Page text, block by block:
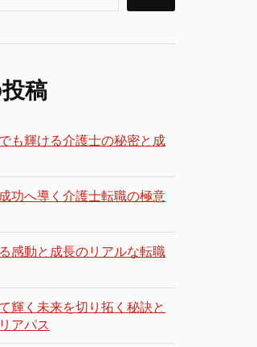
稿
も輝ける介護士の秘密と成
功へ導く介護士転職の極意
感動と成長のリアルな転職
輝く未来を切り拓く秘訣と
アパス